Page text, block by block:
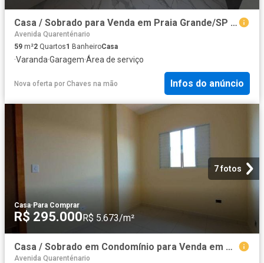
Casa / Sobrado para Venda em Praia Grande/SP Tude Bastos Sítio do Campo 2 Quartos
Avenida Quarenténario
59 m²2 Quartos1 BanheiroCasa
·Varanda·Garagem·Área de serviço
Nova oferta por Chaves na mão Infos do anúncio
7 fotos
Casa·Para Comprar
R$ 295.000R$ 5.673/m²
Casa / Sobrado em Condomínio para Venda em Praia Grande/SP Tude Bastos Sítio do Campo 2 Quartos
Avenida Quarenténario